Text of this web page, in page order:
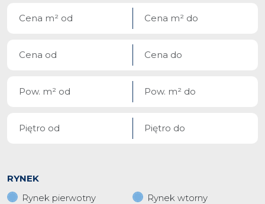
RYNEK
Rynek pierwotny
Rynek wtorny